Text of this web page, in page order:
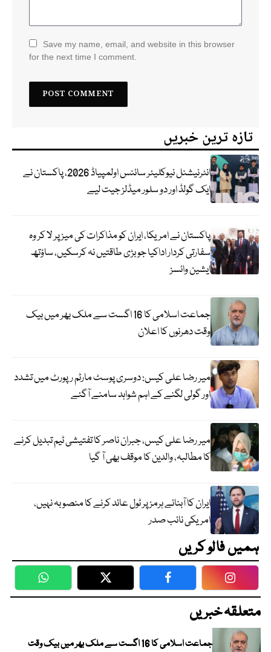
Save my name, email, and website in this browser
for the next time I comment.
تازہ ترین خبریں
انٹرنیشنل نیوکلیئر سائنس اولمپیاڈ 2026، پاکستان نے
ایک گولڈ اور دو سلور میڈلز جیت لیے
پاکستان نے امریکا، ایران کو مذاکرات کی میز پر لا کر وہ
سفارتی کردار اداکیا جو بڑی طاقتیں نہ کرسکیں، ساؤتھ
ایشین وائسز
جماعت اسلامی کا 16 اگست سے ملک بھر میں بیک
وقت دھرنوں کا اعلان
میر رضا علی کیس: دوسری پوسٹ مارٹم رپورٹ میں تشدد
اور گولی لگنے کے اہم شواہد سامنے آگئے
میر رضا علی کیس، جبران ناصر کا تفتیشی ٹیم تبدیل کرنے
کا مطالبہ، والدین کا موقف بھی آ گیا
ایران کا آبنائے ہرمز پر ٹول عائد کرنے کا منصوبہ نہیں،
امریکی نائب صدر
ہمیں فالو کریں
WhatsApp Twitter Facebook
متعلقہ خبریں
جماعت اسلامی کا 16 اگست سے ملک بھر میں بیک وقت